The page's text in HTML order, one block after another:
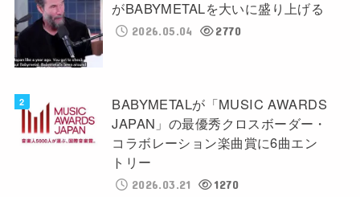
がBABYMETALを大いに盛り上げる
2026.05.04 2770
BABYMETALが「MUSIC AWARDS
JAPAN」の最優秀クロスボーダー・
コラボレーション楽曲賞に6曲エン
トリー
2026.03.21 1270